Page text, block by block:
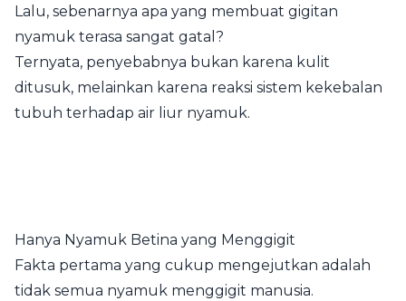
Lalu, sebenarnya apa yang membuat gigitan
nyamuk terasa sangat gatal?
Ternyata, penyebabnya bukan karena kulit
ditusuk, melainkan karena reaksi sistem kekebalan
tubuh terhadap air liur nyamuk.
Hanya Nyamuk Betina yang Menggigit
Fakta pertama yang cukup mengejutkan adalah
tidak semua nyamuk menggigit manusia.